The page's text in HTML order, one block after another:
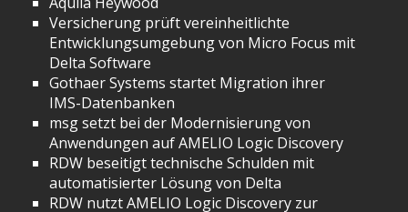
Versicherung prüft vereinheitlichte
Entwicklungsumgebung von Micro Focus mit
Delta Software
Gothaer Systems startet Migration ihrer
IMS-Datenbanken
msg setzt bei der Modernisierung von
Anwendungen auf AMELIO Logic Discovery
RDW beseitigt technische Schulden mit
automatisierter Lösung von Delta
RDW nutzt AMELIO Logic Discovery zur